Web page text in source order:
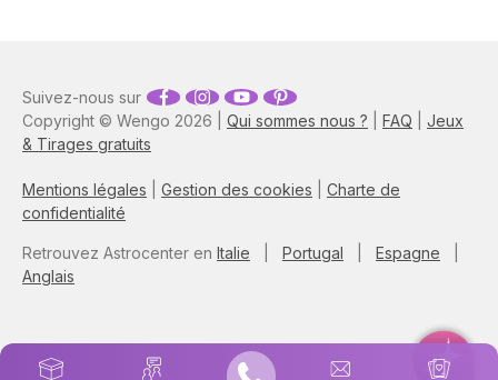
Copyright © Wengo 2026 | Qui sommes nous ? FAQ
Jeux
& Tirages gratuits
Mentions légales Gestion des cookies
Charte de
confidentialité
Suivez-nous sur
Retrouvez Astrocenter en Italie Portugal Espagne
Anglais